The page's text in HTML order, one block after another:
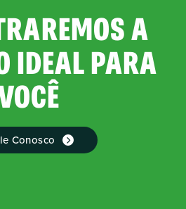
A
IDEAL PARA
Conosco